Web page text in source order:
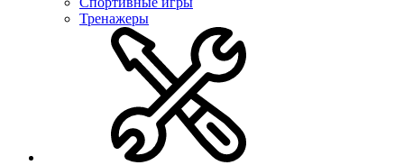
Тренажеры